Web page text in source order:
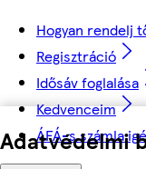
Adatvédelmi
Hogyan rendelj
Regisztráció
Idősáv foglalása
Kedvenceim
ÁFÁ-s számla